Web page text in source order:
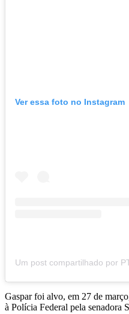
Ver essa foto no Instagram
Gaspar foi alvo, em 27 de
à Polícia Federal pela senadora